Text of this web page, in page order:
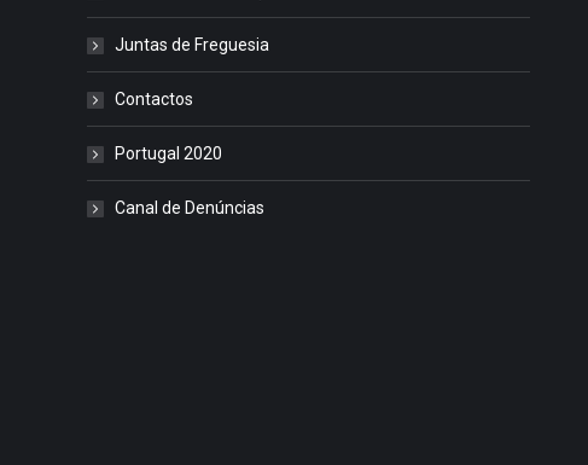
Juntas de Freguesia
Contactos
Portugal 2020
Canal de Denúncias